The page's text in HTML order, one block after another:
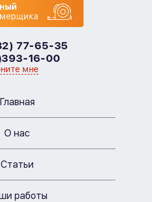
77-65-35
16-00
мне
Главная
О нас
Статьи
работы